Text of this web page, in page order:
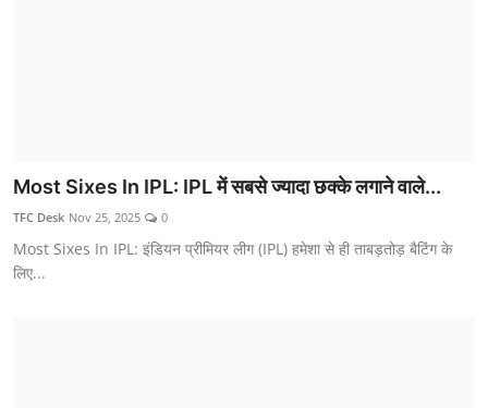
Most Sixes In IPL: IPL में सबसे ज्यादा छक्के लगाने वाले...
TFC Desk Nov 25, 2025 0
Most Sixes In IPL: इंडियन प्रीमियर लीग (IPL) हमेशा से ही ताबड़तोड़ बैटिंग के
लिए...